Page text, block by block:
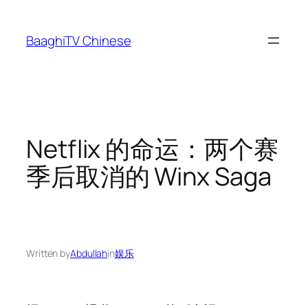
content
BaaghiTV Chinese
Netflix 的命运：两个赛
季后取消的 Winx Saga
Written byAbdullahin娱乐